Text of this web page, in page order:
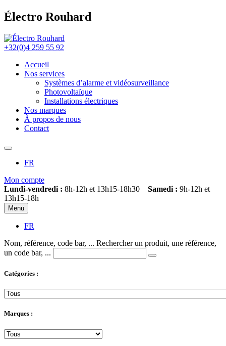
Électro Rouhard
+32(0)4 259 55 92
Accueil
Nos services
Systèmes d’alarme et vidéosurveillance
Photovoltaïque
Installations électriques
Nos marques
À propos de nous
Contact
FR
Mon compte
Lundi-vendredi : 8h-12h et 13h15-18h30 Samedi : 9h-12h et
13h15-18h
Menu
FR
Nom, référence, code bar, ... Rechercher un produit, une référence,
un code bar, ...
Catégories :
Marques :